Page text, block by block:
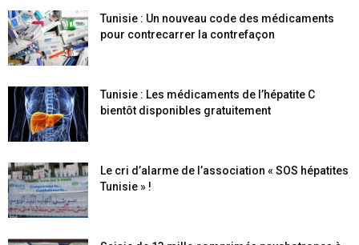
Tunisie : Un nouveau code des médicaments
pour contrecarrer la contrefaçon
Tunisie : Les médicaments de l’hépatite C
bientôt disponibles gratuitement
Le cri d’alarme de l’association « SOS hépatites
Tunisie » !